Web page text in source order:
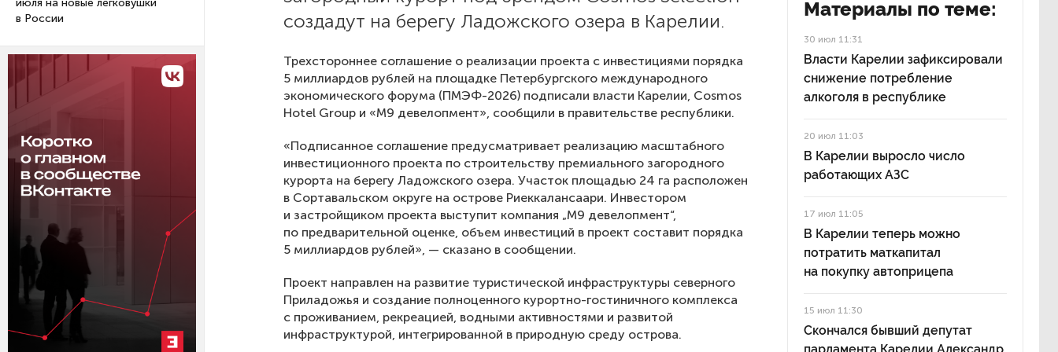
июля на новые легковушки
в России
создадут на берегу Ладожского озера в Карелии.
Трехстороннее соглашение о реализации проекта с инвестициями порядка
5 миллиардов рублей на площадке Петербургского международного
экономического форума (ПМЭФ-2026) подписали власти Карелии, Cosmos
Hotel Group и «M9 девелопмент», сообщили в правительстве республики.
«Подписанное соглашение предусматривает реализацию масштабного
инвестиционного проекта по строительству премиального загородного
курорта на берегу Ладожского озера. Участок площадью 24 га расположен
в Сортавальском округе на острове Риеккалансаари. Инвестором
и застройщиком проекта выступит компания „M9 девелопмент“,
по предварительной оценке, объем инвестиций в проект составит порядка
5 миллиардов рублей», — сказано в сообщении.
Проект направлен на развитие туристической инфраструктуры северного
Приладожья и создание полноценного курортно-гостиничного комплекса
с проживанием, рекреацией, водными активностями и развитой
инфраструктурой, интегрированной в природную среду острова.
Материалы по теме:
30 июл 11:31
Власти Карелии зафиксировали
снижение потребление
алкоголя в республике
20 июл 11:03
В Карелии выросло число
работающих АЗС
17 июл 11:05
В Карелии теперь можно
потратить маткапитал
на покупку автоприцепа
15 июл 11:30
Скончался бывший депутат